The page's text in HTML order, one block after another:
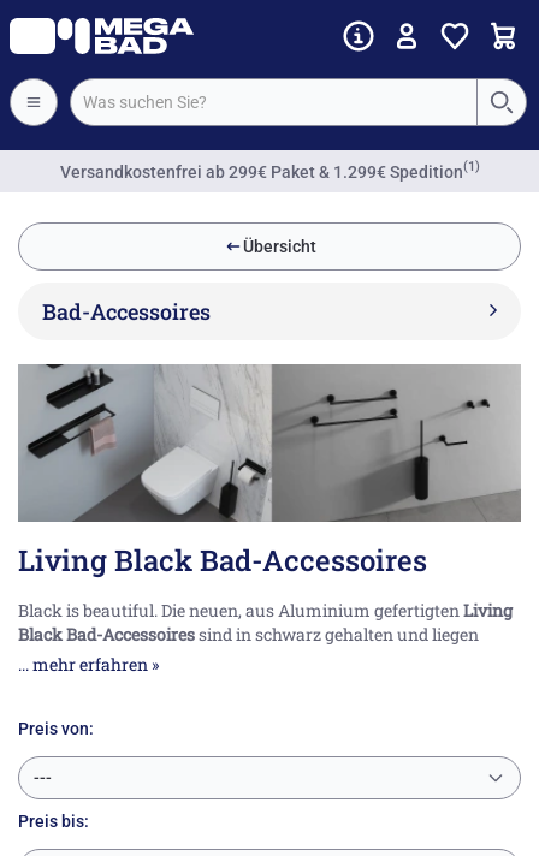
Versandkostenfrei ab 299€ Paket & 1.299€ Spedition(1)
Übersicht
Bad-Accessoires
Living Black Bad-Accessoires
Black is beautiful. Die neuen, aus Aluminium gefertigten Living
Black Bad-Accessoiressind in schwarz gehalten und liegen
damit voll im Trend. Sie finden hier Haken, Handtuchhalter,
... mehr erfahren »
Preis von:
---
Preis bis: